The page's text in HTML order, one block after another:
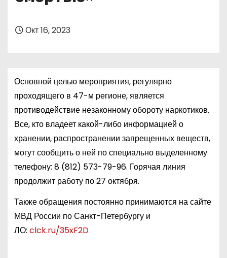
Окт 16, 2023
Основной целью мероприятия, регулярно
проходящего в 47-м регионе, является
противодействие незаконному обороту наркотиков.
Все, кто владеет какой-либо информацией о
хранении, распространении запрещенных веществ,
могут сообщить о ней по специально выделенному
телефону: 8 (812) 573-79-96. Горячая линия
продолжит работу по 27 октября.
Также обращения постоянно принимаются на сайте
МВД России по Санкт-Петербургу и
ЛО: clck.ru/35xF2D